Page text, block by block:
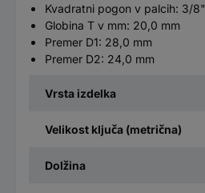
Kvadratni pogon v palcih: 3/8"
Globina T v mm: 20,0 mm
Premer D1: 28,0 mm
Premer D2: 24,0 mm
Vrsta izdelka
Velikost ključa (metrična)
Dolžina